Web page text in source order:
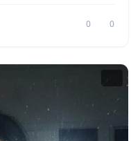
0 0